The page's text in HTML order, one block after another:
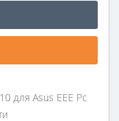
для Asus EEE Pc